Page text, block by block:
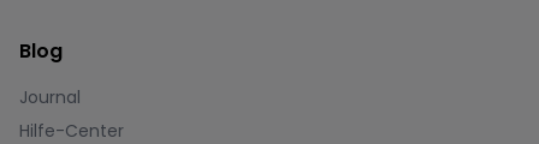
Blog
Journal
Hilfe-Center